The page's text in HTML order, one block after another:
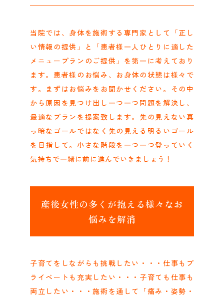
当院では、身体を施術する専門家として「正し
い情報の提供」と「患者様一人ひとりに適した
メニュープランのご提供」を第一に考えており
ます。患者様のお悩み、お身体の状態は様々で
す。まずはお悩みをお聞かせください。その中
から原因を見つけ出し一つ一つ問題を解決し、
最適なプランを提案致します。先の見えない真
っ暗なゴールではなく先の見える明るいゴール
を目指して。小さな階段を一つ一つ登っていく
気持ちで一緒に前に進んでいきましょう！
産後女性の多くが抱える様々なお
悩みを解消
子育てをしながらも挑戦したい・・・仕事もプ
ライベートも充実したい・・・子育ても仕事も
両立したい・・・施術を通して「痛み・姿勢・